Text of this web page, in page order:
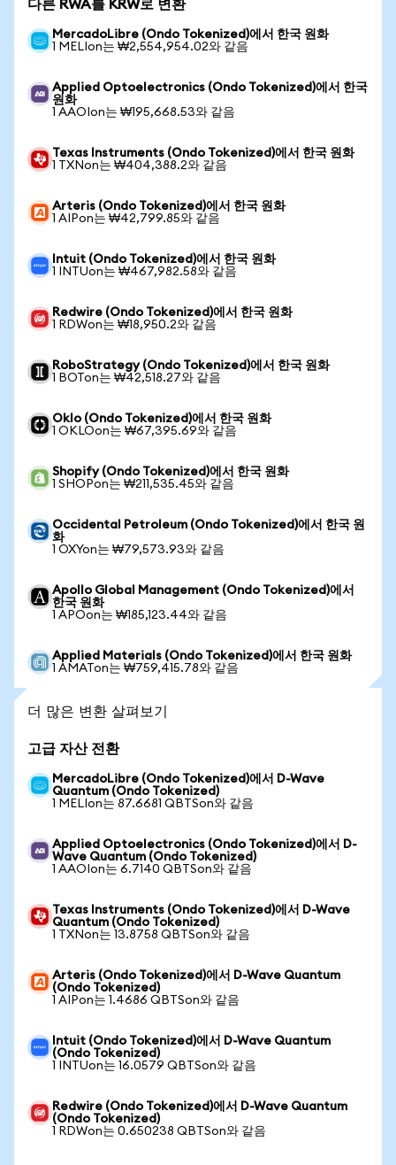
다른 RWA를 KRW로 변환
MercadoLibre (Ondo Tokenized)에서 한국 원화
1 MELIon는 ₩2,554,954.02와 같음
Applied Optoelectronics (Ondo Tokenized)에서 한국
원화
1 AAOIon는 ₩195,668.53와 같음
Texas Instruments (Ondo Tokenized)에서 한국 원화
1 TXNon는 ₩404,388.2와 같음
Arteris (Ondo Tokenized)에서 한국 원화
1 AIPon는 ₩42,799.85와 같음
Intuit (Ondo Tokenized)에서 한국 원화
1 INTUon는 ₩467,982.58와 같음
Redwire (Ondo Tokenized)에서 한국 원화
1 RDWon는 ₩18,950.2와 같음
RoboStrategy (Ondo Tokenized)에서 한국 원화
1 BOTon는 ₩42,518.27와 같음
Oklo (Ondo Tokenized)에서 한국 원화
1 OKLOon는 ₩67,395.69와 같음
Shopify (Ondo Tokenized)에서 한국 원화
1 SHOPon는 ₩211,535.45와 같음
Occidental Petroleum (Ondo Tokenized)에서 한국 원
화
1 OXYon는 ₩79,573.93와 같음
Apollo Global Management (Ondo Tokenized)에서
한국 원화
1 APOon는 ₩185,123.44와 같음
Applied Materials (Ondo Tokenized)에서 한국 원화
1 AMATon는 ₩759,415.78와 같음
더 많은 변환 살펴보기
고급 자산 전환
MercadoLibre (Ondo Tokenized)에서 D-Wave
Quantum (Ondo Tokenized)
1 MELIon는 87.6681 QBTSon와 같음
Applied Optoelectronics (Ondo Tokenized)에서 D-
Wave Quantum (Ondo Tokenized)
1 AAOIon는 6.7140 QBTSon와 같음
Texas Instruments (Ondo Tokenized)에서 D-Wave
Quantum (Ondo Tokenized)
1 TXNon는 13.8758 QBTSon와 같음
Arteris (Ondo Tokenized)에서 D-Wave Quantum
(Ondo Tokenized)
1 AIPon는 1.4686 QBTSon와 같음
Intuit (Ondo Tokenized)에서 D-Wave Quantum
(Ondo Tokenized)
1 INTUon는 16.0579 QBTSon와 같음
Redwire (Ondo Tokenized)에서 D-Wave Quantum
(Ondo Tokenized)
1 RDWon는 0.650238 QBTSon와 같음